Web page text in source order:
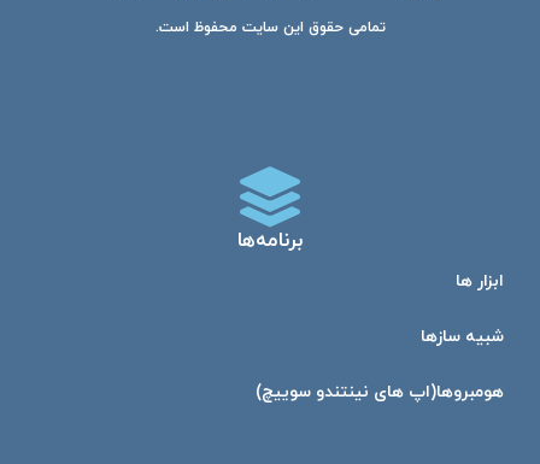
تمامی حقوق این سایت محفوظ است.
برنامه‌ها
ابزار ها
شبیه ساز‌ها
هومبرو‌ها(اپ های نینتندو سوییچ)